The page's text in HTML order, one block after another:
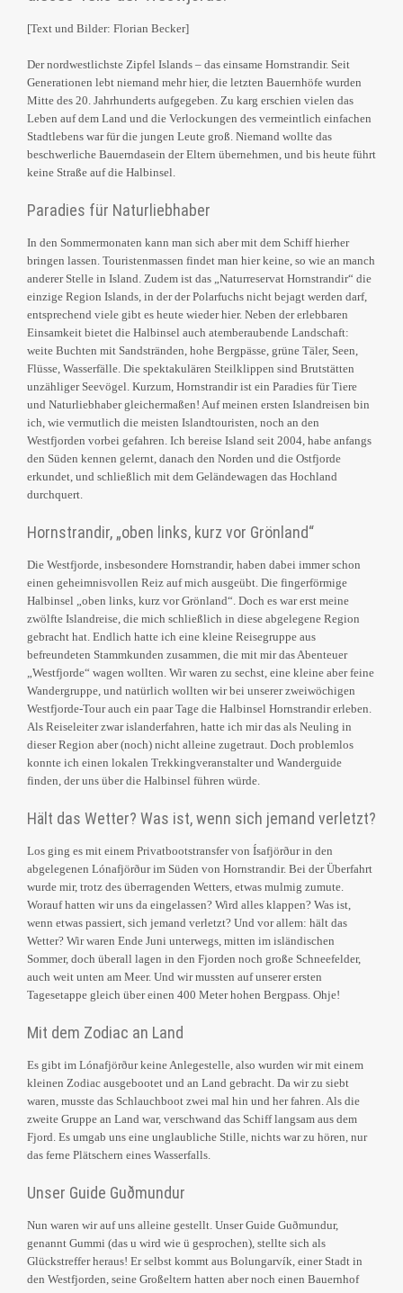
[Text und Bilder: Florian Becker]
Der nordwestlichste Zipfel Islands – das einsame Hornstrandir. Seit
Generationen lebt niemand mehr hier, die letzten Bauernhöfe wurden
Mitte des 20. Jahrhunderts aufgegeben. Zu karg erschien vielen das
Leben auf dem Land und die Verlockungen des vermeintlich einfachen
Stadtlebens war für die jungen Leute groß. Niemand wollte das
beschwerliche Bauerndasein der Eltern übernehmen, und bis heute führt
keine Straße auf die Halbinsel.
Paradies für Naturliebhaber
In den Sommermonaten kann man sich aber mit dem Schiff hierher
bringen lassen. Touristenmassen findet man hier keine, so wie an manch
anderer Stelle in Island. Zudem ist das „Naturreservat Hornstrandir“ die
einzige Region Islands, in der der Polarfuchs nicht bejagt werden darf,
entsprechend viele gibt es heute wieder hier. Neben der erlebbaren
Einsamkeit bietet die Halbinsel auch atemberaubende Landschaft:
weite Buchten mit Sandstränden, hohe Bergpässe, grüne Täler, Seen,
Flüsse, Wasserfälle. Die spektakulären Steilklippen sind Brutstätten
unzähliger Seevögel. Kurzum, Hornstrandir ist ein Paradies für Tiere
und Naturliebhaber gleichermaßen! Auf meinen ersten Islandreisen bin
ich, wie vermutlich die meisten Islandtouristen, noch an den
Westfjorden vorbei gefahren. Ich bereise Island seit 2004, habe anfangs
den Süden kennen gelernt, danach den Norden und die Ostfjorde
erkundet, und schließlich mit dem Geländewagen das Hochland
durchquert.
Hornstrandir, „oben links, kurz vor Grönland“
Die Westfjorde, insbesondere Hornstrandir, haben dabei immer schon
einen geheimnisvollen Reiz auf mich ausgeübt. Die fingerförmige
Halbinsel „oben links, kurz vor Grönland“. Doch es war erst meine
zwölfte Islandreise, die mich schließlich in diese abgelegene Region
gebracht hat. Endlich hatte ich eine kleine Reisegruppe aus
befreundeten Stammkunden zusammen, die mit mir das Abenteuer
„Westfjorde“ wagen wollten. Wir waren zu sechst, eine kleine aber feine
Wandergruppe, und natürlich wollten wir bei unserer zweiwöchigen
Westfjorde-Tour auch ein paar Tage die Halbinsel Hornstrandir erleben.
Als Reiseleiter zwar islanderfahren, hatte ich mir das als Neuling in
dieser Region aber (noch) nicht alleine zugetraut. Doch problemlos
konnte ich einen lokalen Trekkingveranstalter und Wanderguide
finden, der uns über die Halbinsel führen würde.
Hält das Wetter? Was ist, wenn sich jemand verletzt?
Los ging es mit einem Privatbootstransfer von Ísafjörður in den
abgelegenen Lónafjörður im Süden von Hornstrandir. Bei der Überfahrt
wurde mir, trotz des überragenden Wetters, etwas mulmig zumute.
Worauf hatten wir uns da eingelassen? Wird alles klappen? Was ist,
wenn etwas passiert, sich jemand verletzt? Und vor allem: hält das
Wetter? Wir waren Ende Juni unterwegs, mitten im isländischen
Sommer, doch überall lagen in den Fjorden noch große Schneefelder,
auch weit unten am Meer. Und wir mussten auf unserer ersten
Tagesetappe gleich über einen 400 Meter hohen Bergpass. Ohje!
Mit dem Zodiac an Land
Es gibt im Lónafjörður keine Anlegestelle, also wurden wir mit einem
kleinen Zodiac ausgebootet und an Land gebracht. Da wir zu siebt
waren, musste das Schlauchboot zwei mal hin und her fahren. Als die
zweite Gruppe an Land war, verschwand das Schiff langsam aus dem
Fjord. Es umgab uns eine unglaubliche Stille, nichts war zu hören, nur
das ferne Plätschern eines Wasserfalls.
Unser Guide Guðmundur
Nun waren wir auf uns alleine gestellt. Unser Guide Guðmundur,
genannt Gummi (das u wird wie ü gesprochen), stellte sich als
Glückstreffer heraus! Er selbst kommt aus Bolungarvík, einer Stadt in
den Westfjorden, seine Großeltern hatten aber noch einen Bauernhof